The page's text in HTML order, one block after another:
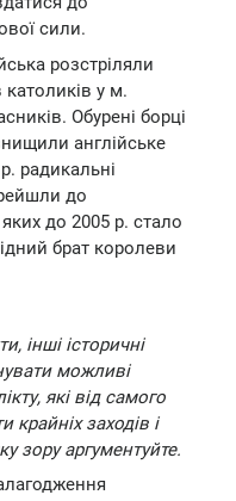
сили.
розстріляли
у м.
Обурені борці
англійське
радикальні
до
до 2005 р. стало
брат королеви
інші історичні
можливі
які від самого
заходів і
зору аргументуйте.